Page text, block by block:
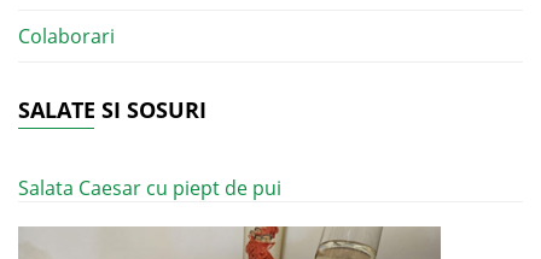
Colaborari
SALATE SI SOSURI
Salata Caesar cu piept de pui